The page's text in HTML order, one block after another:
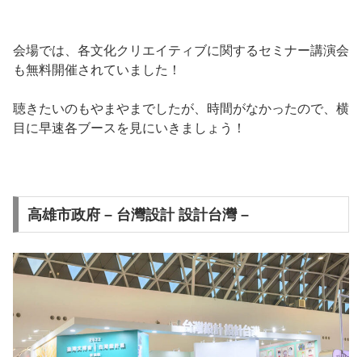
会場では、各文化クリエイティブに関するセミナー講演会
も無料開催されていました！
聴きたいのもやまやまでしたが、時間がなかったので、横
目に早速各ブースを見にいきましょう！
高雄市政府 – 台灣設計 設計台灣 –